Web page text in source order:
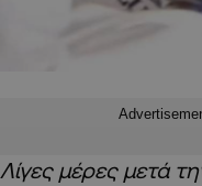
Λίγες μέρες μετά